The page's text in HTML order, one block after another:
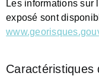
Les informations sur
exposé sont
Caractéristiques